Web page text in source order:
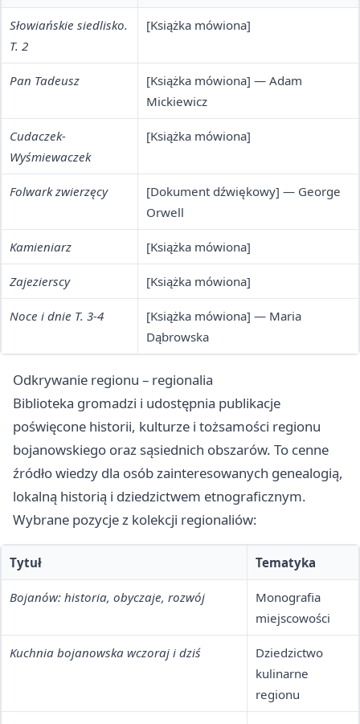
Słowiańskie siedlisko.
T. 2
[Książka mówiona]
Pan Tadeusz
[Książka mówiona] — Adam
Mickiewicz
Cudaczek-
Wyśmiewaczek
[Książka mówiona]
Folwark zwierzęcy
[Dokument dźwiękowy] — George
Orwell
Kamieniarz [Książka mówiona]
Zajezierscy [Książka mówiona]
Noce i dnie T. 3-4
[Książka mówiona] — Maria
Dąbrowska
Odkrywanie regionu – regionalia
Biblioteka gromadzi i udostępnia publikacje
poświęcone historii, kulturze i tożsamości regionu
bojanowskiego oraz sąsiednich obszarów. To cenne
źródło wiedzy dla osób zainteresowanych genealogią,
lokalną historią i dziedzictwem etnograficznym.
Wybrane pozycje z kolekcji regionaliów:
Tytuł Tematyka
Bojanów: historia, obyczaje, rozwój
Monografia
miejscowości
Kuchnia bojanowska wczoraj i dziś
Dziedzictwo
kulinarne
regionu